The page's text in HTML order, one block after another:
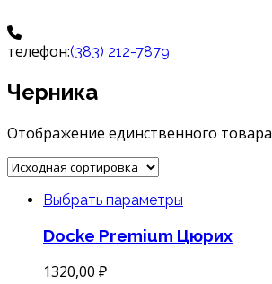
телефон:(383) 212-7879
Черника
Отображение единственного товара
Выбрать параметры
Docke Premium Цюрих
1320,00 ₽